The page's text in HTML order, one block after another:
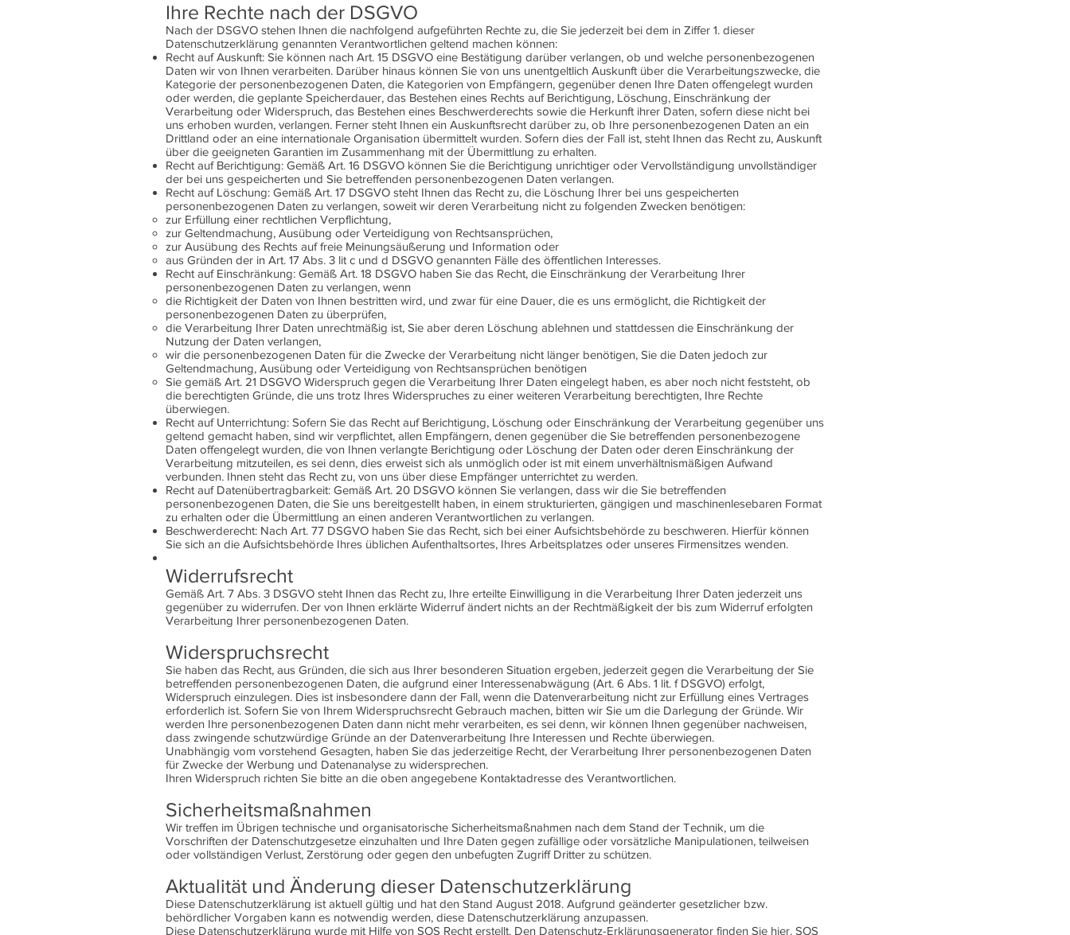
Ihre Rechte nach der DSGVO
Nach der DSGVO stehen Ihnen die nachfolgend aufgeführten Rechte zu, die Sie jederzeit bei dem in Ziffer 1. dieser
Datenschutzerklärung genannten Verantwortlichen geltend machen können:
Recht auf Auskunft: Sie können nach Art. 15 DSGVO eine Bestätigung darüber verlangen, ob und welche personenbezogenen
Daten wir von Ihnen verarbeiten. Darüber hinaus können Sie von uns unentgeltlich Auskunft über die Verarbeitungszwecke, die
Kategorie der personenbezogenen Daten, die Kategorien von Empfängern, gegenüber denen Ihre Daten offengelegt wurden
oder werden, die geplante Speicherdauer, das Bestehen eines Rechts auf Berichtigung, Löschung, Einschränkung der
Verarbeitung oder Widerspruch, das Bestehen eines Beschwerderechts sowie die Herkunft ihrer Daten, sofern diese nicht bei
uns erhoben wurden, verlangen. Ferner steht Ihnen ein Auskunftsrecht darüber zu, ob Ihre personenbezogenen Daten an ein
Drittland oder an eine internationale Organisation übermittelt wurden. Sofern dies der Fall ist, steht Ihnen das Recht zu, Auskunft
über die geeigneten Garantien im Zusammenhang mit der Übermittlung zu erhalten.
Recht auf Berichtigung: Gemäß Art. 16 DSGVO können Sie die Berichtigung unrichtiger oder Vervollständigung unvollständiger
der bei uns gespeicherten und Sie betreffenden personenbezogenen Daten verlangen.
Recht auf Löschung: Gemäß Art. 17 DSGVO steht Ihnen das Recht zu, die Löschung Ihrer bei uns gespeicherten
personenbezogenen Daten zu verlangen, soweit wir deren Verarbeitung nicht zu folgenden Zwecken benötigen:
zur Erfüllung einer rechtlichen Verpflichtung,
zur Geltendmachung, Ausübung oder Verteidigung von Rechtsansprüchen,
zur Ausübung des Rechts auf freie Meinungsäußerung und Information oder
aus Gründen der in Art. 17 Abs. 3 lit c und d DSGVO genannten Fälle des öffentlichen Interesses.
Recht auf Einschränkung: Gemäß Art. 18 DSGVO haben Sie das Recht, die Einschränkung der Verarbeitung Ihrer
personenbezogenen Daten zu verlangen, wenn
die Richtigkeit der Daten von Ihnen bestritten wird, und zwar für eine Dauer, die es uns ermöglicht, die Richtigkeit der
personenbezogenen Daten zu überprüfen,
die Verarbeitung Ihrer Daten unrechtmäßig ist, Sie aber deren Löschung ablehnen und stattdessen die Einschränkung der
Nutzung der Daten verlangen,
wir die personenbezogenen Daten für die Zwecke der Verarbeitung nicht länger benötigen, Sie die Daten jedoch zur
Geltendmachung, Ausübung oder Verteidigung von Rechtsansprüchen benötigen
Sie gemäß Art. 21 DSGVO Widerspruch gegen die Verarbeitung Ihrer Daten eingelegt haben, es aber noch nicht feststeht, ob
die berechtigten Gründe, die uns trotz Ihres Widerspruches zu einer weiteren Verarbeitung berechtigten, Ihre Rechte
überwiegen.
Recht auf Unterrichtung: Sofern Sie das Recht auf Berichtigung, Löschung oder Einschränkung der Verarbeitung gegenüber uns
geltend gemacht haben, sind wir verpflichtet, allen Empfängern, denen gegenüber die Sie betreffenden personenbezogene
Daten offengelegt wurden, die von Ihnen verlangte Berichtigung oder Löschung der Daten oder deren Einschränkung der
Verarbeitung mitzuteilen, es sei denn, dies erweist sich als unmöglich oder ist mit einem unverhältnismäßigen Aufwand
verbunden. Ihnen steht das Recht zu, von uns über diese Empfänger unterrichtet zu werden.
Recht auf Datenübertragbarkeit: Gemäß Art. 20 DSGVO können Sie verlangen, dass wir die Sie betreffenden
personenbezogenen Daten, die Sie uns bereitgestellt haben, in einem strukturierten, gängigen und maschinenlesebaren Format
zu erhalten oder die Übermittlung an einen anderen Verantwortlichen zu verlangen.
Beschwerderecht: Nach Art. 77 DSGVO haben Sie das Recht, sich bei einer Aufsichtsbehörde zu beschweren. Hierfür können
Sie sich an die Aufsichtsbehörde Ihres üblichen Aufenthaltsortes, Ihres Arbeitsplatzes oder unseres Firmensitzes wenden.
Widerrufsrecht
Gemäß Art. 7 Abs. 3 DSGVO steht Ihnen das Recht zu, Ihre erteilte Einwilligung in die Verarbeitung Ihrer Daten jederzeit uns
gegenüber zu widerrufen. Der von Ihnen erklärte Widerruf ändert nichts an der Rechtmäßigkeit der bis zum Widerruf erfolgten
Verarbeitung Ihrer personenbezogenen Daten.
Widerspruchsrecht
Sie haben das Recht, aus Gründen, die sich aus Ihrer besonderen Situation ergeben, jederzeit gegen die Verarbeitung der Sie
betreffenden personenbezogenen Daten, die aufgrund einer Interessenabwägung (Art. 6 Abs. 1 lit. f DSGVO) erfolgt,
Widerspruch einzulegen. Dies ist insbesondere dann der Fall, wenn die Datenverarbeitung nicht zur Erfüllung eines Vertrages
erforderlich ist. Sofern Sie von Ihrem Widerspruchsrecht Gebrauch machen, bitten wir Sie um die Darlegung der Gründe. Wir
werden Ihre personenbezogenen Daten dann nicht mehr verarbeiten, es sei denn, wir können Ihnen gegenüber nachweisen,
dass zwingende schutzwürdige Gründe an der Datenverarbeitung Ihre Interessen und Rechte überwiegen.
Unabhängig vom vorstehend Gesagten, haben Sie das jederzeitige Recht, der Verarbeitung Ihrer personenbezogenen Daten
für Zwecke der Werbung und Datenanalyse zu widersprechen.
Ihren Widerspruch richten Sie bitte an die oben angegebene Kontaktadresse des Verantwortlichen.
Sicherheitsmaßnahmen
Wir treffen im Übrigen technische und organisatorische Sicherheitsmaßnahmen nach dem Stand der Technik, um die
Vorschriften der Datenschutzgesetze einzuhalten und Ihre Daten gegen zufällige oder vorsätzliche Manipulationen, teilweisen
oder vollständigen Verlust, Zerstörung oder gegen den unbefugten Zugriff Dritter zu schützen.
Aktualität und Änderung dieser Datenschutzerklärung
Diese Datenschutzerklärung ist aktuell gültig und hat den Stand August 2018. Aufgrund geänderter gesetzlicher bzw.
behördlicher Vorgaben kann es notwendig werden, diese Datenschutzerklärung anzupassen.
Diese Datenschutzerklärung wurde mit Hilfe von SOS Recht erstellt. Den Datenschutz-Erklärungsgenerator finden Sie hier. SOS